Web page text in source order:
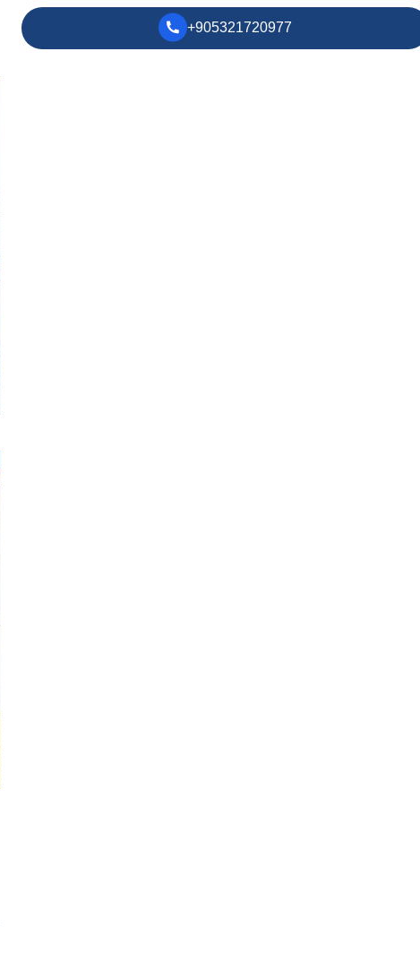
+905321720977